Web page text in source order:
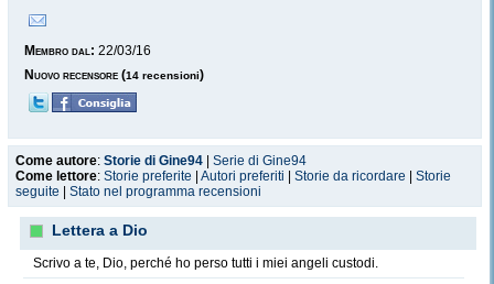
Membro dal: 22/03/16
Nuovo recensore (14 recensioni)
Come autore: Storie di Gine94
Serie di Gine94
Come lettore: Storie preferite Autori preferiti Storie da ricordare
Storie
seguite
Stato nel programma recensioni
Lettera a Dio
Scrivo a te, Dio, perché ho perso tutti i miei angeli custodi.